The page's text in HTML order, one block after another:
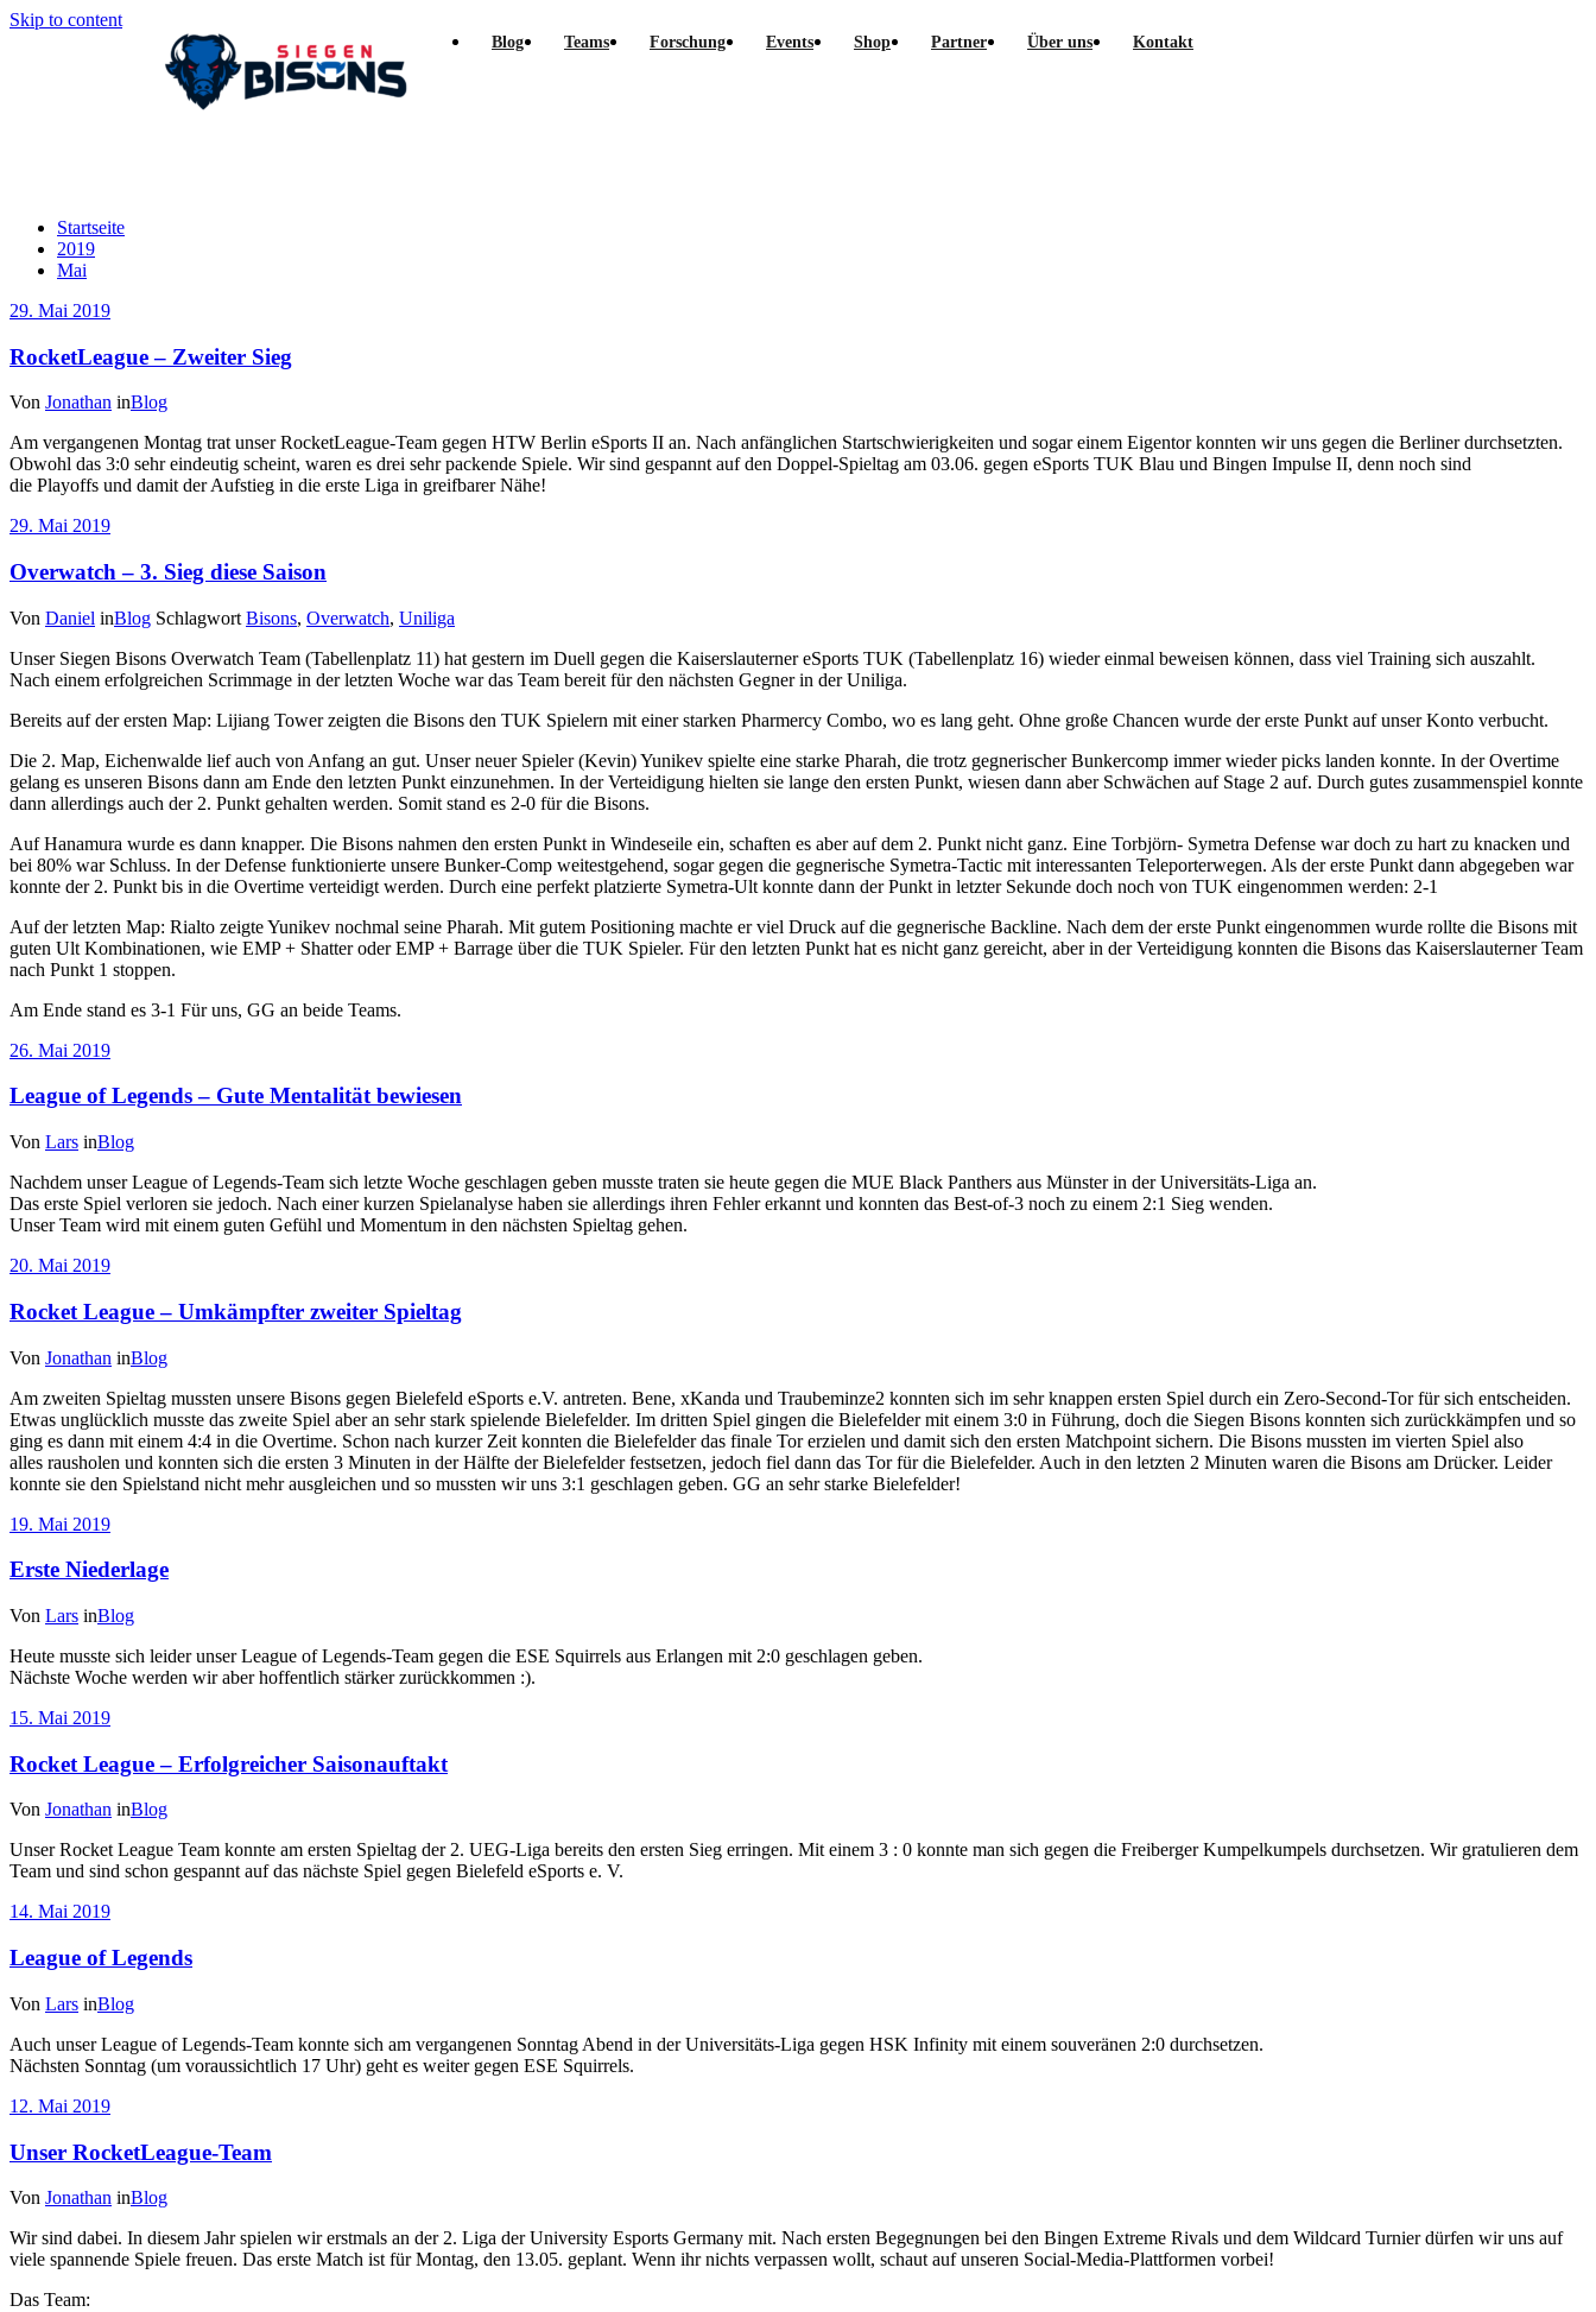
Skip to content
Blog Teams Forschung Events Shop Partner Über uns Kontakt
Startseite
2019
Mai
29. Mai 2019
RocketLeague – Zweiter Sieg
Von Jonathan inBlog
Am vergangenen Montag trat unser RocketLeague-Team gegen HTW Berlin eSports II an. Nach anfänglichen Startschwierigkeiten und sogar einem Eigentor konnten wir uns gegen die Berliner durchsetzten.
Obwohl das 3:0 sehr eindeutig scheint, waren es drei sehr packende Spiele. Wir sind gespannt auf den Doppel-Spieltag am 03.06. gegen eSports TUK Blau und Bingen Impulse II, denn noch sind
die Playoffs und damit der Aufstieg in die erste Liga in greifbarer Nähe!
29. Mai 2019
Overwatch – 3. Sieg diese Saison
Von Daniel inBlog Schlagwort Bisons, Overwatch, Uniliga
Unser Siegen Bisons Overwatch Team (Tabellenplatz 11) hat gestern im Duell gegen die Kaiserslauterner eSports TUK (Tabellenplatz 16) wieder einmal beweisen können, dass viel Training sich auszahlt.
Nach einem erfolgreichen Scrimmage in der letzten Woche war das Team bereit für den nächsten Gegner in der Uniliga.
Bereits auf der ersten Map: Lijiang Tower zeigten die Bisons den TUK Spielern mit einer starken Pharmercy Combo, wo es lang geht. Ohne große Chancen wurde der erste Punkt auf unser Konto verbucht.
Die 2. Map, Eichenwalde lief auch von Anfang an gut. Unser neuer Spieler (Kevin) Yunikev spielte eine starke Pharah, die trotz gegnerischer Bunkercomp immer wieder picks landen konnte. In der Overtime
gelang es unseren Bisons dann am Ende den letzten Punkt einzunehmen. In der Verteidigung hielten sie lange den ersten Punkt, wiesen dann aber Schwächen auf Stage 2 auf. Durch gutes zusammenspiel konnte
dann allerdings auch der 2. Punkt gehalten werden. Somit stand es 2-0 für die Bisons.
Auf Hanamura wurde es dann knapper. Die Bisons nahmen den ersten Punkt in Windeseile ein, schaften es aber auf dem 2. Punkt nicht ganz. Eine Torbjörn- Symetra Defense war doch zu hart zu knacken und
bei 80% war Schluss. In der Defense funktionierte unsere Bunker-Comp weitestgehend, sogar gegen die gegnerische Symetra-Tactic mit interessanten Teleporterwegen. Als der erste Punkt dann abgegeben war
konnte der 2. Punkt bis in die Overtime verteidigt werden. Durch eine perfekt platzierte Symetra-Ult konnte dann der Punkt in letzter Sekunde doch noch von TUK eingenommen werden: 2-1
Auf der letzten Map: Rialto zeigte Yunikev nochmal seine Pharah. Mit gutem Positioning machte er viel Druck auf die gegnerische Backline. Nach dem der erste Punkt eingenommen wurde rollte die Bisons mit
guten Ult Kombinationen, wie EMP + Shatter oder EMP + Barrage über die TUK Spieler. Für den letzten Punkt hat es nicht ganz gereicht, aber in der Verteidigung konnten die Bisons das Kaiserslauterner Team
nach Punkt 1 stoppen.
Am Ende stand es 3-1 Für uns, GG an beide Teams.
26. Mai 2019
League of Legends – Gute Mentalität bewiesen
Von Lars inBlog
Nachdem unser League of Legends-Team sich letzte Woche geschlagen geben musste traten sie heute gegen die MUE Black Panthers aus Münster in der Universitäts-Liga an.
Das erste Spiel verloren sie jedoch. Nach einer kurzen Spielanalyse haben sie allerdings ihren Fehler erkannt und konnten das Best-of-3 noch zu einem 2:1 Sieg wenden.
Unser Team wird mit einem guten Gefühl und Momentum in den nächsten Spieltag gehen.
20. Mai 2019
Rocket League – Umkämpfter zweiter Spieltag
Von Jonathan inBlog
Am zweiten Spieltag mussten unsere Bisons gegen Bielefeld eSports e.V. antreten. Bene, xKanda und Traubeminze2 konnten sich im sehr knappen ersten Spiel durch ein Zero-Second-Tor für sich entscheiden.
Etwas unglücklich musste das zweite Spiel aber an sehr stark spielende Bielefelder. Im dritten Spiel gingen die Bielefelder mit einem 3:0 in Führung, doch die Siegen Bisons konnten sich zurückkämpfen und so
ging es dann mit einem 4:4 in die Overtime. Schon nach kurzer Zeit konnten die Bielefelder das finale Tor erzielen und damit sich den ersten Matchpoint sichern. Die Bisons mussten im vierten Spiel also
alles rausholen und konnten sich die ersten 3 Minuten in der Hälfte der Bielefelder festsetzen, jedoch fiel dann das Tor für die Bielefelder. Auch in den letzten 2 Minuten waren die Bisons am Drücker. Leider
konnte sie den Spielstand nicht mehr ausgleichen und so mussten wir uns 3:1 geschlagen geben. GG an sehr starke Bielefelder!
19. Mai 2019
Erste Niederlage
Von Lars inBlog
Heute musste sich leider unser League of Legends-Team gegen die ESE Squirrels aus Erlangen mit 2:0 geschlagen geben.
Nächste Woche werden wir aber hoffentlich stärker zurückkommen :).
15. Mai 2019
Rocket League – Erfolgreicher Saisonauftakt
Von Jonathan inBlog
Unser Rocket League Team konnte am ersten Spieltag der 2. UEG-Liga bereits den ersten Sieg erringen. Mit einem 3 : 0 konnte man sich gegen die Freiberger Kumpelkumpels durchsetzen. Wir gratulieren dem
Team und sind schon gespannt auf das nächste Spiel gegen Bielefeld eSports e. V.
14. Mai 2019
League of Legends
Von Lars inBlog
Auch unser League of Legends-Team konnte sich am vergangenen Sonntag Abend in der Universitäts-Liga gegen HSK Infinity mit einem souveränen 2:0 durchsetzen.
Nächsten Sonntag (um voraussichtlich 17 Uhr) geht es weiter gegen ESE Squirrels.
12. Mai 2019
Unser RocketLeague-Team
Von Jonathan inBlog
Wir sind dabei. In diesem Jahr spielen wir erstmals an der 2. Liga der University Esports Germany mit. Nach ersten Begegnungen bei den Bingen Extreme Rivals und dem Wildcard Turnier dürfen wir uns auf
viele spannende Spiele freuen. Das erste Match ist für Montag, den 13.05. geplant. Wenn ihr nichts verpassen wollt, schaut auf unseren Social-Media-Plattformen vorbei!
Das Team: